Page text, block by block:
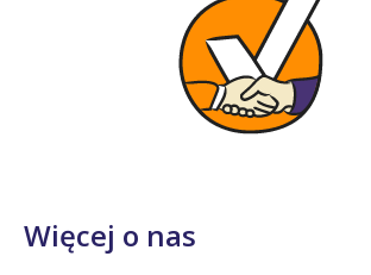
Więcej o nas